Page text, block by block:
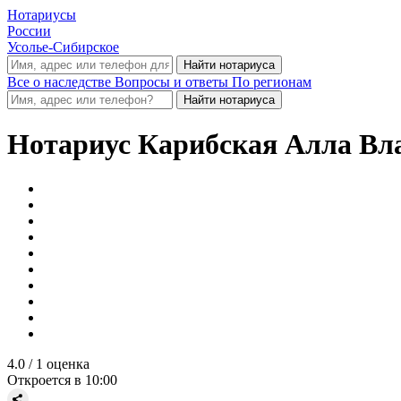
Нотариусы
России
Усолье-Сибирское
Все о наследстве Вопросы и ответы По регионам
Нотариус Карибская Алла
4.0 / 1 оценка
Откроется в 10:00